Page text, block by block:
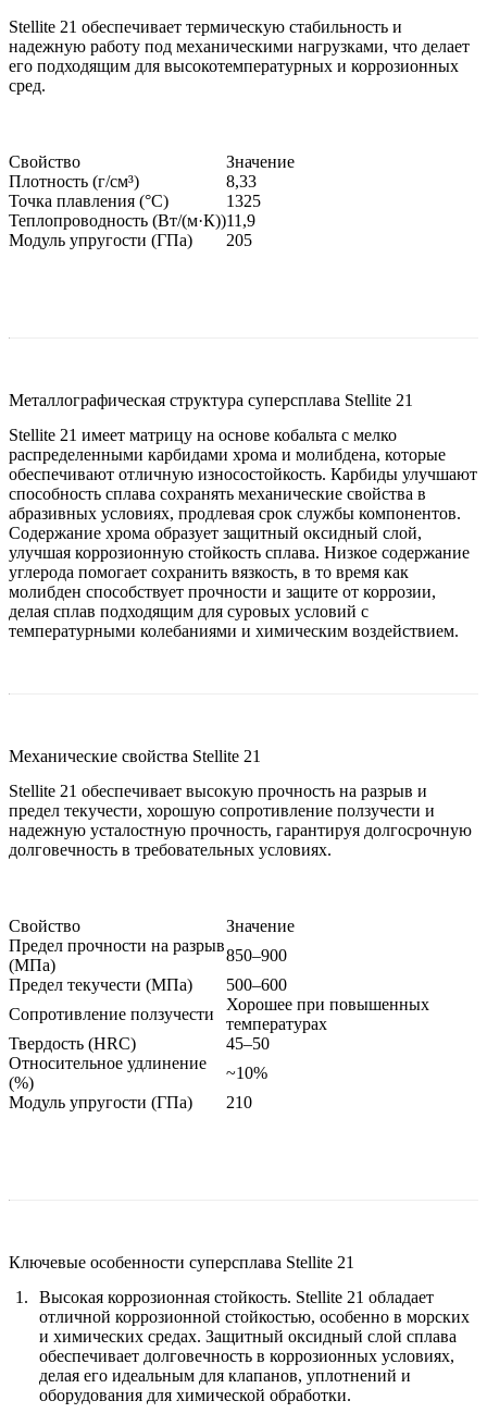
Stellite 21 обеспечивает термическую стабильность и
надежную работу под механическими нагрузками, что делает
его подходящим для высокотемпературных и коррозионных
сред.
Свойство
Значение
Плотность (г/см³)
8,33
Точка плавления (°C)
1325
Теплопроводность (Вт/(м·К))11,9
Модуль упругости (ГПа)
205
Металлографическая структура суперсплава Stellite 21
Stellite 21 имеет матрицу на основе кобальта с мелко
распределенными карбидами хрома и молибдена, которые
обеспечивают отличную износостойкость. Карбиды улучшают
способность сплава сохранять механические свойства в
абразивных условиях, продлевая срок службы компонентов.
Содержание хрома образует защитный оксидный слой,
улучшая коррозионную стойкость сплава. Низкое содержание
углерода помогает сохранить вязкость, в то время как
молибден способствует прочности и защите от коррозии,
делая сплав подходящим для суровых условий с
температурными колебаниями и химическим воздействием.
Механические свойства Stellite 21
Stellite 21 обеспечивает высокую прочность на разрыв и
предел текучести, хорошую сопротивление ползучести и
надежную усталостную прочность, гарантируя долгосрочную
долговечность в требовательных условиях.
Свойство
Значение
Предел прочности на разрыв
(МПа)
850–900
Предел текучести (МПа)
500–600
Сопротивление ползучести
Хорошее при повышенных
температурах
Твердость (HRC)
45–50
Относительное удлинение
(%)
~10%
Модуль упругости (ГПа)
210
Ключевые особенности суперсплава Stellite 21
Высокая коррозионная стойкость. Stellite 21 обладает
отличной коррозионной стойкостью, особенно в морских
и химических средах. Защитный оксидный слой сплава
обеспечивает долговечность в коррозионных условиях,
делая его идеальным для клапанов, уплотнений и
оборудования для химической обработки.